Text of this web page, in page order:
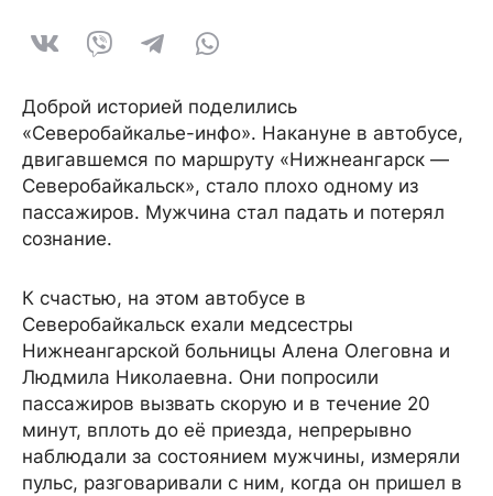
Доброй историей поделились
«Северобайкалье-инфо». Накануне в автобусе,
двигавшемся по маршруту «Нижнеангарск —
Северобайкальск», стало плохо одному из
пассажиров. Мужчина стал падать и потерял
сознание.
К счастью, на этом автобусе в
Северобайкальск ехали медсестры
Нижнеангарской больницы Алена Олеговна и
Людмила Николаевна. Они попросили
пассажиров вызвать скорую и в течение 20
минут, вплоть до её приезда, непрерывно
наблюдали за состоянием мужчины, измеряли
пульс, разговаривали с ним, когда он пришел в